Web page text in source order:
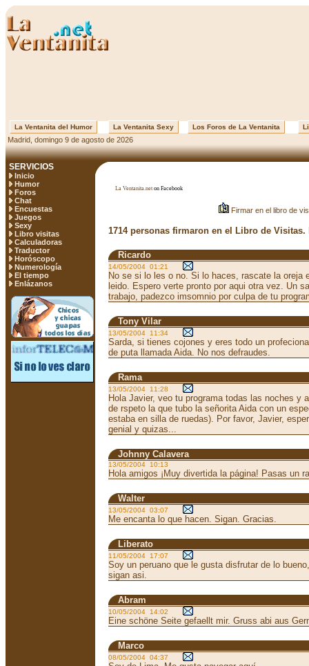
La Ventanita del Humor La Ventanita Sexy Los Foros de La Ventanita
Madrid, domingo 9 de agosto de 2026
SERVICIOS
Inicio
Humor
Foros
Chat
Encuestas
Juegos
Sexy
Libro visitas
Calculadoras
Traductor
Horóscopo
Numerología
El tiempo
Enlázanos
La Ventanita.net on Facebook
Firmar en el libro de
1714 personas firmaron en el Libro de Visitas.
Ricardo
14/05/2004 01:21
No se si lo les o no. Si lo haces, rascate la oreja
leido. Espero verte pronto por aqui otra vez. Un
trabajo, padezco imsomnio por culpa de tu
Tony Vilar
13/05/2004 11:34
Sarda, si tienes cojones y eres todo un
de puta llamada Aida. No nos defraudes.
Rama
13/05/2004 11:28
Hola Javier, veo tu programa todas las noches y
de rspeto la que tubo la señorita Aida con un
estaba en silla de ruedas). Por favor, Javier,
genial y quizas...
Johnny Calavera
13/05/2004 10:13
Hola amigos ¡Muy divertida la página! Pasas un
Walter
13/05/2004 03:07
Me encanta lo que hacen. Sigan. Gracias.
Liberato
11/05/2004 17:07
Soy un peruano que le gusta disfrutar de lo
sigan asi.
Abram
10/05/2004 14:02
Eine schöne Seite gefaellt mir. Gruss abi aus
Marco
08/05/2004 04:37